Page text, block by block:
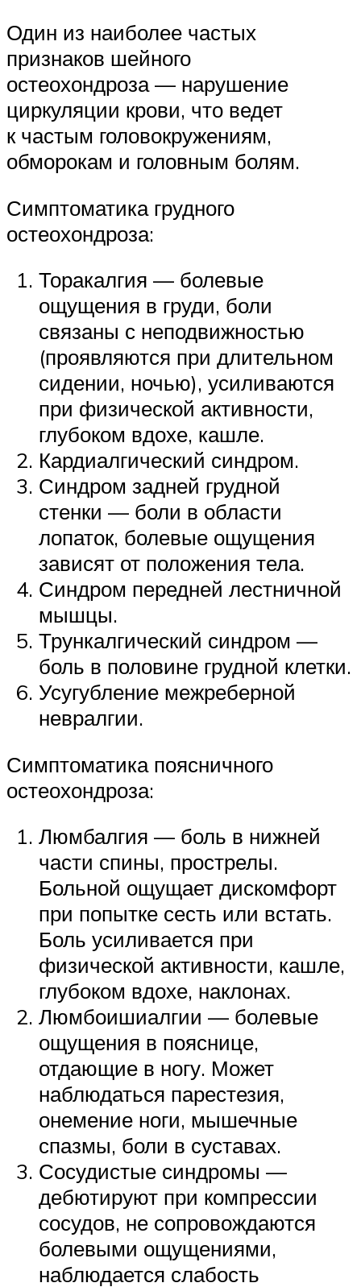
Один из наиболее частых
признаков шейного
остеохондроза — нарушение
циркуляции крови, что ведет
к частым головокружениям,
обморокам и головным болям.
Симптоматика грудного
остеохондроза:
Торакалгия — болевые
ощущения в груди, боли
связаны с неподвижностью
(проявляются при длительном
сидении, ночью), усиливаются
при физической активности,
глубоком вдохе, кашле.
Кардиалгический синдром.
Синдром задней грудной
стенки — боли в области
лопаток, болевые ощущения
зависят от положения тела.
Синдром передней лестничной
мышцы.
Трункалгический синдром —
боль в половине грудной клетки.
Усугубление межреберной
невралгии.
Симптоматика поясничного
остеохондроза:
Люмбалгия — боль в нижней
части спины, прострелы.
Больной ощущает дискомфорт
при попытке сесть или встать.
Боль усиливается при
физической активности, кашле,
глубоком вдохе, наклонах.
Люмбоишиалгии — болевые
ощущения в пояснице,
отдающие в ногу. Может
наблюдаться парестезия,
онемение ноги, мышечные
спазмы, боли в суставах.
Сосудистые синдромы —
дебютируют при компрессии
сосудов, не сопровождаются
болевыми ощущениями,
наблюдается слабость